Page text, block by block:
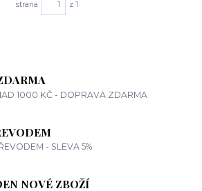
strana z 1
1000 KČ - DOPRAVA ZDARMA
- SLEVA 5%
NOVÉ ZBOŽÍ